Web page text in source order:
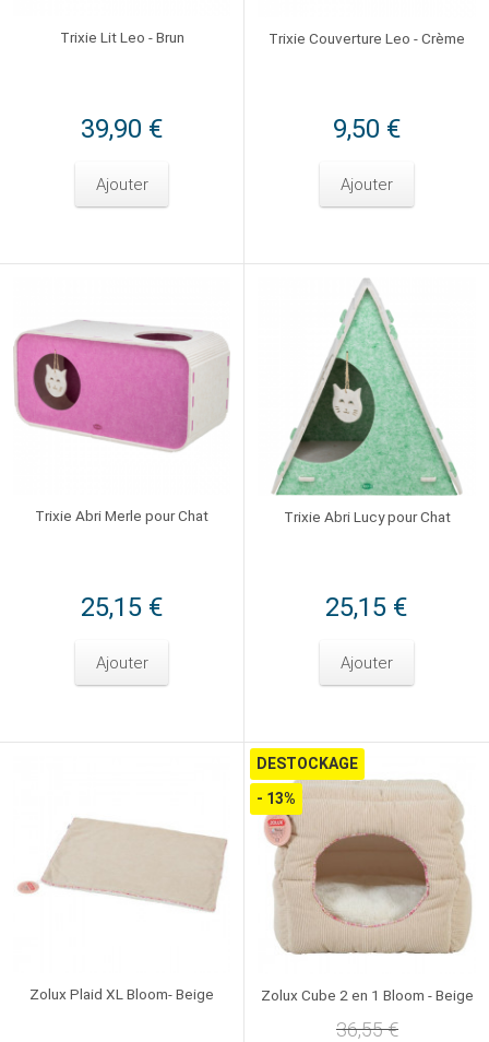
Trixie Lit Leo - Brun
39,90 €
Ajouter
Trixie Couverture Leo - Crème
9,50 €
Ajouter
Trixie Abri Merle pour Chat
25,15 €
Ajouter
Trixie Abri Lucy pour Chat
25,15 €
Ajouter
Zolux Plaid XL Bloom- Beige
DESTOCKAGE
- 13%
Zolux Cube 2 en 1 Bloom - Beige
36,55 €